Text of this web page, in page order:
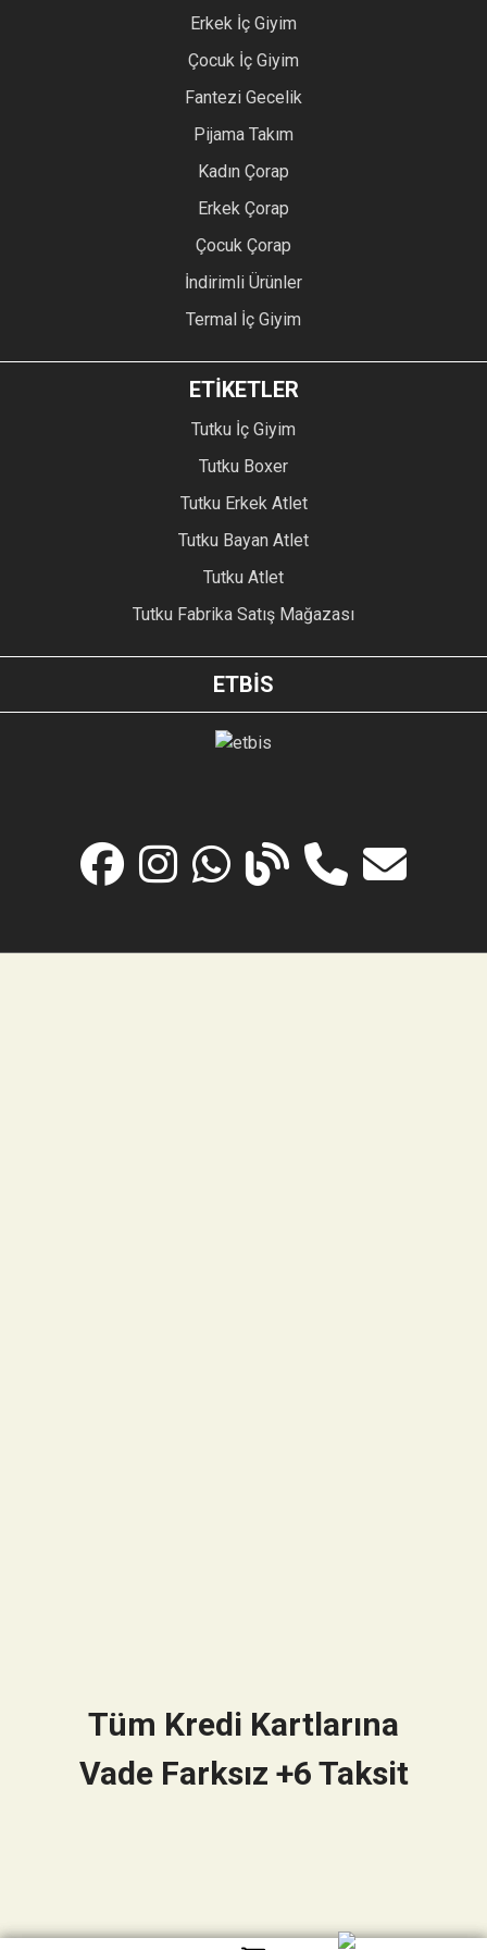
Erkek İç Giyim
Çocuk İç Giyim
Fantezi Gecelik
Pijama Takım
Kadın Çorap
Erkek Çorap
Çocuk Çorap
İndirimli Ürünler
Termal İç Giyim
ETİKETLER
Tutku İç Giyim
Tutku Boxer
Tutku Erkek Atlet
Tutku Bayan Atlet
Tutku Atlet
Tutku Fabrika Satış Mağazası
ETBİS
Tüm Kredi Kartlarına
Vade Farksız +6 Taksit